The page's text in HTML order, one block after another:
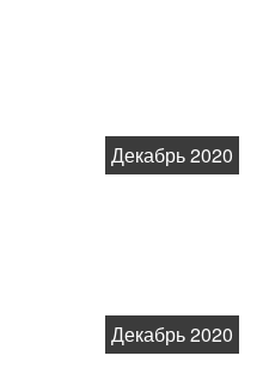
Декабрь 2020
Декабрь 2020